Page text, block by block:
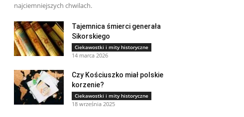
najciemniejszych chwilach.
Tajemnica śmierci generała
Sikorskiego
Ciekawostki i mity historyczne
14 marca 2026
Czy Kościuszko miał polskie
korzenie?
Ciekawostki i mity historyczne
18 września 2025